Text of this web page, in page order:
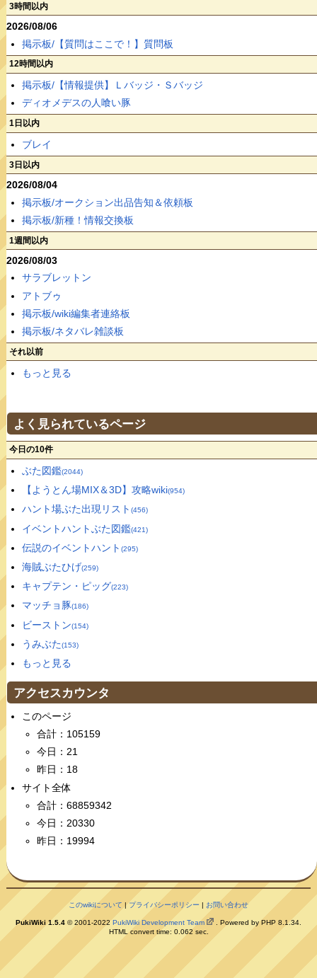
3時間以内
2026/08/06
掲示板/【質問はここで！】質問板
12時間以内
掲示板/【情報提供】Ｌバッジ・Ｓバッジ
ディオメデスの人喰い豚
1日以内
ブレイ
3日以内
2026/08/04
掲示板/オークション出品告知＆依頼板
掲示板/新種！情報交換板
1週間以内
2026/08/03
サラブレットン
アトブゥ
掲示板/wiki編集者連絡板
掲示板/ネタバレ雑談板
それ以前
もっと見る
よく見られているページ
今日の10件
ぶた図鑑(2044)
【ようとん場MIX＆3D】攻略wiki(954)
ハント場ぶた出現リスト (456)
イベントハントぶた図鑑(421)
伝説のイベントハント (295)
海賊ぶたひげ(259)
キャプテン・ピッグ(223)
マッチョ豚(186)
ビーストン(154)
うみぶた(153)
もっと見る
アクセスカウンタ
このページ
合計：105159
今日：21
昨日：18
サイト全体
合計：68859342
今日：20330
昨日：19994
このwikiについて |プライバシーポリシー お問い合わせ
PukiWiki 1.5.4 © 2001-2022PukiWiki Development Team
. Powered by PHP 8.1.34.
HTML convert time: 0.062 sec.